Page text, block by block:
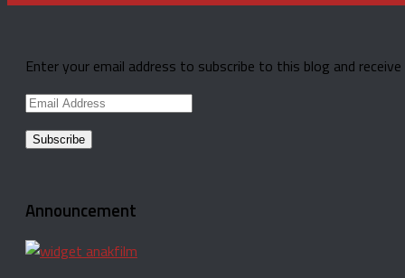
Enter your email address to subscribe to this blog and
Email
Announcement